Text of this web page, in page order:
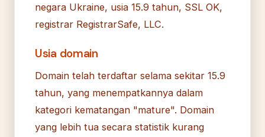
negara Ukraine, usia 15.9 tahun, SSL OK,
registrar RegistrarSafe, LLC.
Usia domain
Domain telah terdaftar selama sekitar 15.9
tahun, yang menempatkannya dalam
kategori kematangan "mature". Domain
yang lebih tua secara statistik kurang